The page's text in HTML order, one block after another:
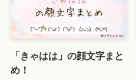
「きゃはは」の顔文字まと
め！